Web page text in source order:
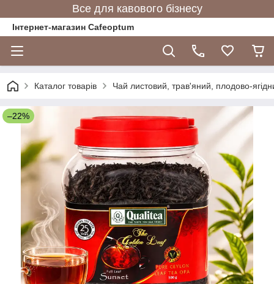
Все для кавового бізнесу
Інтернет-магазин Cafeoptum
Каталог товарів Чай листовий, трав'яний, плодово-
–22%